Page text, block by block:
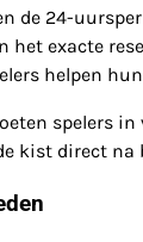
24-
het exacte
helpen
spelers
kist direct